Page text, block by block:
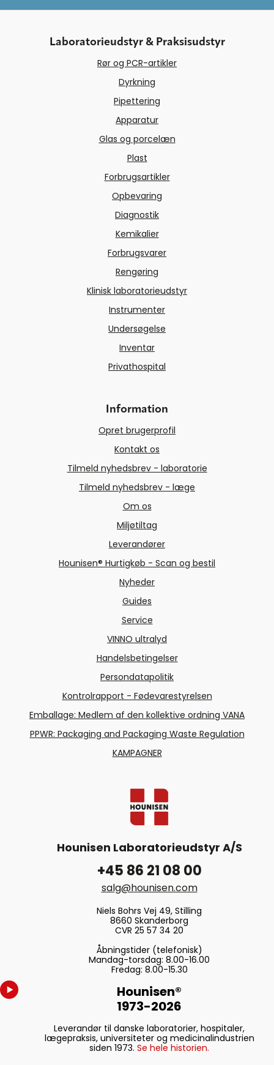
Laboratorieudstyr & Praksisudstyr
Rør og PCR-artikler
Dyrkning
Pipettering
Apparatur
Glas og porcelæn
Plast
Forbrugsartikler
Opbevaring
Diagnostik
Kemikalier
Forbrugsvarer
Rengøring
Klinisk laboratorieudstyr
Instrumenter
Undersøgelse
Inventar
Privathospital
Information
Opret brugerprofil
Kontakt os
Tilmeld nyhedsbrev - laboratorie
Tilmeld nyhedsbrev - læge
Om os
Miljøtiltag
Leverandører
Hounisen® Hurtigkøb - Scan og bestil
Nyheder
Guides
Service
VINNO ultralyd
Handelsbetingelser
Persondatapolitik
Kontrolrapport - Fødevarestyrelsen
Emballage: Medlem af den kollektive ordning VANA
PPWR: Packaging and Packaging Waste Regulation
KAMPAGNER
Hounisen Laboratorieudstyr A/S
+45 86 21 08 00
salg@hounisen.com
Niels Bohrs Vej 49, Stilling
8660 Skanderborg
CVR 25 57 34 20
Åbningstider (telefonisk)
Mandag-torsdag: 8.00-16.00
Fredag: 8.00-15.30
Hounisen®
1973-2026
Leverandør til danske laboratorier, hospitaler,
lægepraksis, universiteter og medicinalindustrien
siden 1973. Se hele historien.